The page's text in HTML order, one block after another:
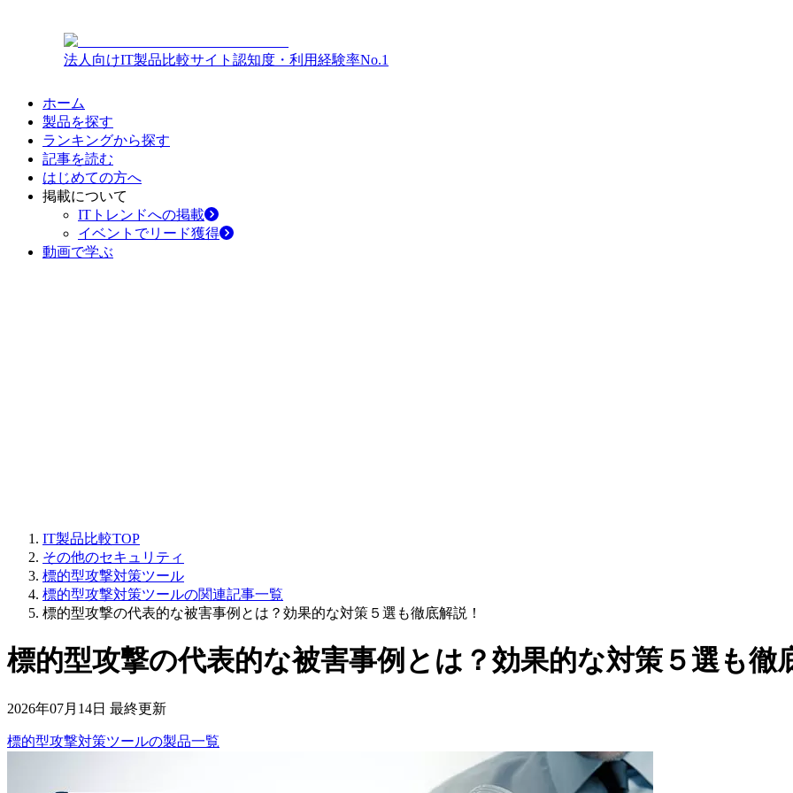
法人向けIT製品比較サイト 認知度・利用経験率No.1
ホーム
製品を探す
ランキングから探す
記事を読む
はじめての方へ
掲載について
ITトレンドへの掲載
イベントでリード獲得
動画で学ぶ
IT製品比較TOP
その他のセキュリティ
標的型攻撃対策ツール
標的型攻撃対策ツールの関連記事一覧
標的型攻撃の代表的な被害事例とは？効果的な対策５選も徹底解説！
標的型攻撃の代表的な被害事例とは？効果的な対策５選も徹
2026年07月14日 最終更新
標的型攻撃対策ツールの製品一覧